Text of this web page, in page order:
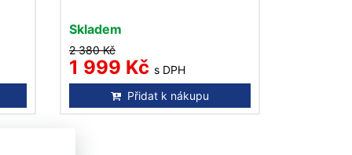
Skladem
2 380 Kč
1 999 Kč s DPH
Přidat k nákupu